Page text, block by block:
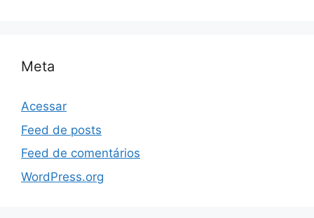
Meta
Acessar
Feed de posts
Feed de comentários
WordPress.org